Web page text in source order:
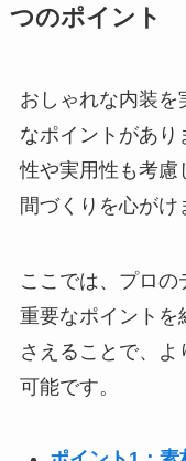
つのポイント
おしゃれな内装
なポイントがあ
性や実用性も考慮
間づくりを心がけ
ここでは、プロ
重要なポイントを
さえることで、
可能です。